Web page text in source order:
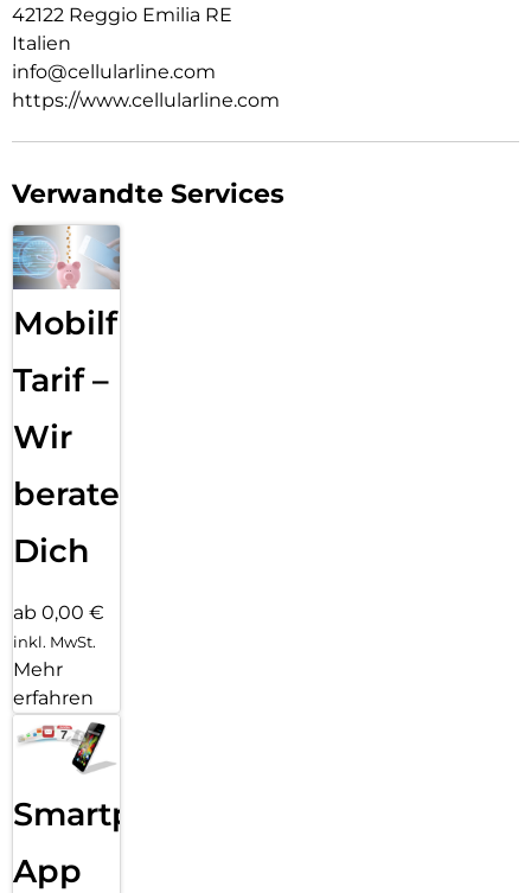
42122 Reggio Emilia RE
Italien
info@cellularline.com
https://www.cellularline.com
Verwandte Services
Mobilfunk
Tarif –
Wir
beraten
Dich
ab 0,00 €
inkl. MwSt.
Mehr
erfahren
Smartphone
App